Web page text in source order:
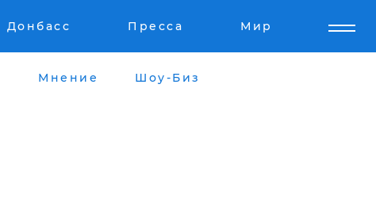
Донбасс Пресса Мир
Мнение Шоу-Биз